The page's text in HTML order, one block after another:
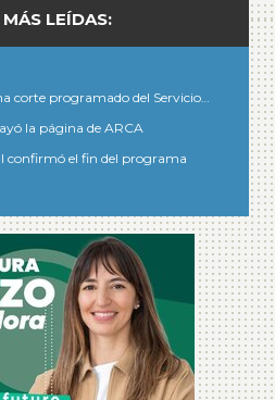
LEÍDAS:
corte programado del Servicio…
la página de ARCA
confirmó el fin del programa